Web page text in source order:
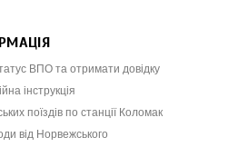
ВПО та отримати довідку
інструкція
поїздів по станції Коломак
від Норвежського